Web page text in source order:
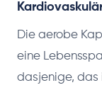
Die aerobe
eine
dasjenige, das